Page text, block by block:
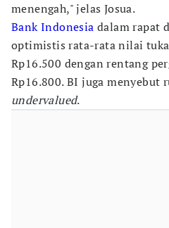
menengah," jelas Josua.
Bank Indonesia dalam rapat
optimistis rata-rata nilai
Rp16.500 dengan rentang
Rp16.800. BI juga menyebut
undervalued.